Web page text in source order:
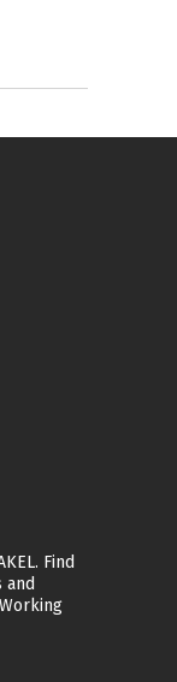
Find
and